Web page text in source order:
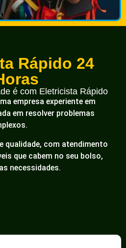
Rápido 24
é com Eletricista Rápido
empresa experiente em
em resolver problemas
qualidade, com atendimento
que cabem no seu bolso,
necessidades.